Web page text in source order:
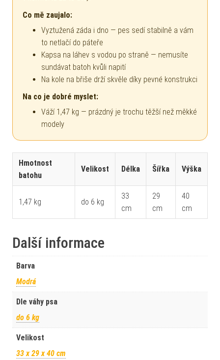
Co mě zaujalo:
Vyztužená záda i dno — pes sedí stabilně a vám
to netlačí do páteře
Kapsa na láhev s vodou po straně — nemusíte
sundávat batoh kvůli napití
Na kole na břiše drží skvěle díky pevné konstrukci
Na co je dobré myslet:
Váží 1,47 kg — prázdný je trochu těžší než měkké
modely
Hmotnost
batohu
Velikost Délka Šířka Výška
1,47 kg do 6 kg
33
cm
29
cm
40
cm
Další informace
Barva
Modrá
Dle váhy psa
do 6 kg
Velikost
33 x 29 x 40 cm